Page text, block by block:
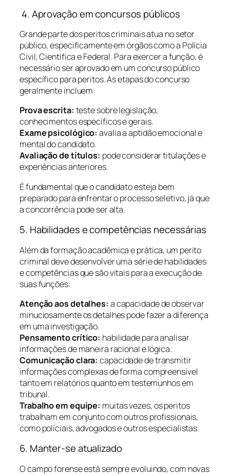
4. Aprovação em concursos públicos
Grande parte dos peritos criminais atua no setor
público, especificamente em órgãos como a Polícia
Civil, Científica e Federal. Para exercer a função, é
necessário ser aprovado em um concurso público
específico para peritos. As etapas do concurso
geralmente incluem:
Prova escrita: teste sobre legislação,
conhecimentos específicos e gerais.
Exame psicológico: avalia a aptidão emocional e
mental do candidato.
Avaliação de títulos: pode considerar titulações e
experiências anteriores.
É fundamental que o candidato esteja bem
preparado para enfrentar o processo seletivo, já que
a concorrência pode ser alta.
5. Habilidades e competências necessárias
Além da formação acadêmica e prática, um perito
criminal deve desenvolver uma série de habilidades
e competências que são vitais para a execução de
suas funções:
Atenção aos detalhes: a capacidade de observar
minuciosamente os detalhes pode fazer a diferença
em uma investigação.
Pensamento crítico: habilidade para analisar
informações de maneira racional e lógica.
Comunicação clara: capacidade de transmitir
informações complexas de forma compreensível
tanto em relatórios quanto em testemunhos em
tribunal.
Trabalho em equipe: muitas vezes, os peritos
trabalham em conjunto com outros profissionais,
como policiais, advogados e outros especialistas.
6. Manter-se atualizado
O campo forense está sempre evoluindo, com novas